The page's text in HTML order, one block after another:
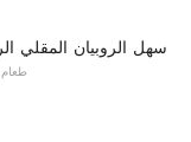
سهل الروبيان المقلي